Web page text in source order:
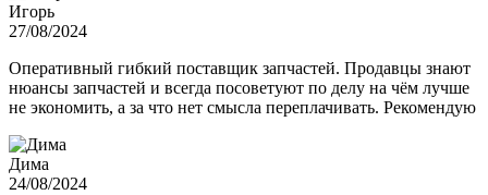
Игорь
27/08/2024
Оперативный гибкий поставщик запчастей. Продавцы знают
нюансы запчастей и всегда посоветуют по делу на чём лучше
не экономить, а за что нет смысла переплачивать. Рекомендую
Дима
24/08/2024